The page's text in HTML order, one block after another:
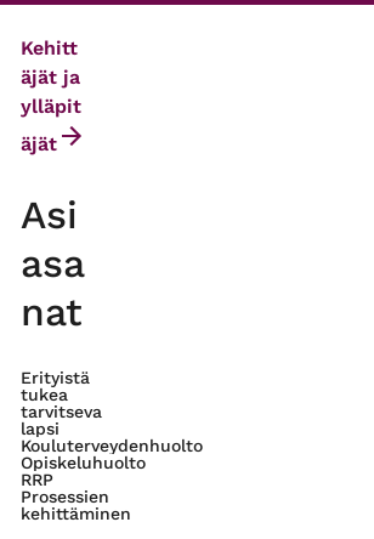
Kehitt
äjät ja
ylläpit
äjät
Asi
asa
nat
Erityistä
tukea
tarvitseva
lapsi
Kouluterveydenhuolto
Opiskeluhuolto
RRP
Prosessien
kehittäminen